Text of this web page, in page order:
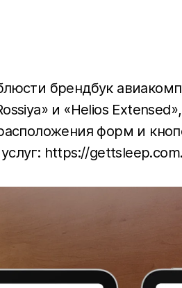
брендбук
и «Helios
форм и
https://gettsleep.com.